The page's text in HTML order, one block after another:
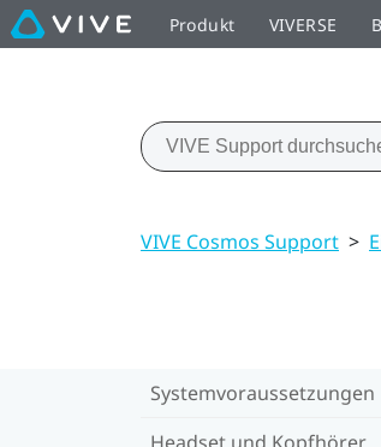
Produkt VIVERSE
VIVE Cosmos Support >
Systemvoraussetzungen